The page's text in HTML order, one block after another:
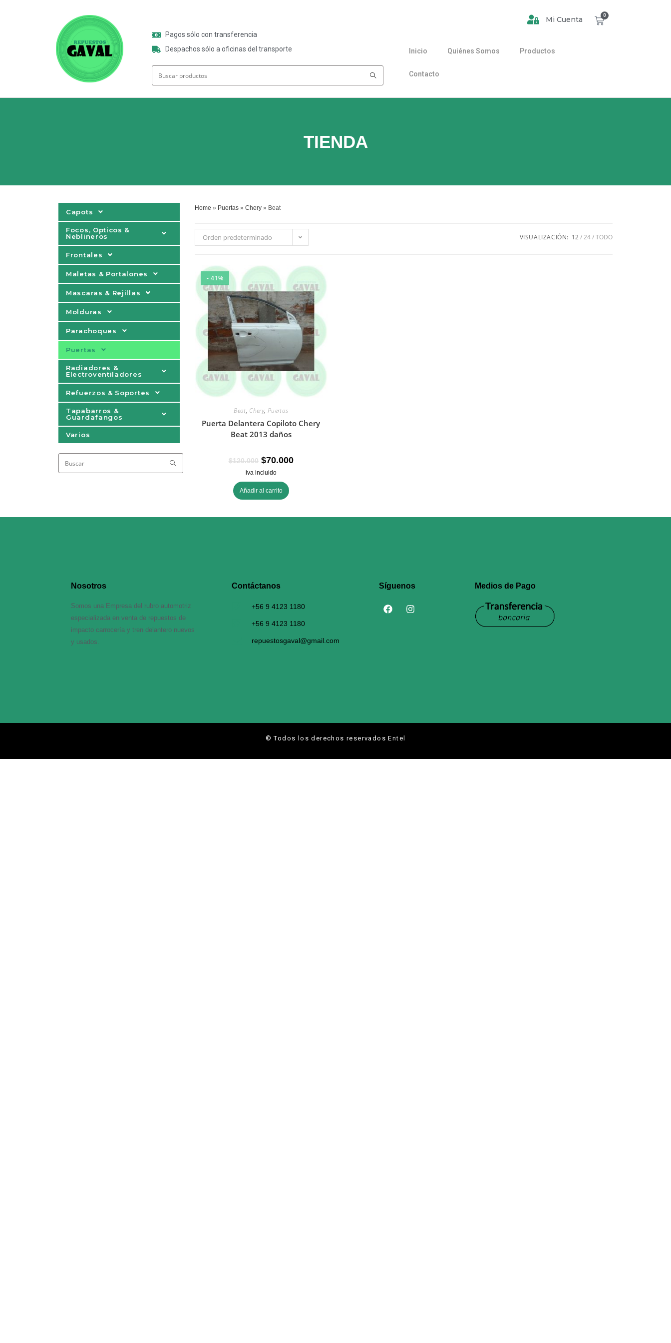
Pagos sólo con transferencia
Despachos sólo a oficinas del transporte
Mi Cuenta 0
Inicio Quiénes Somos Productos
Contacto
TIENDA
Capots
Focos, Opticos &
Neblineros
Frontales
Maletas & Portalones
Mascaras & Rejillas
Molduras
Parachoques
Puertas
Radiadores &
Electroventiladores
Refuerzos & Soportes
Tapabarros &
Guardafangos
Varios
Home » Puertas» Chery» Beat
Orden predeterminado VISUALIZACIÓN: 12 24 TODO
- 41%
Beat, Chery, Puertas
Puerta Delantera Copiloto Chery
Beat 2013 daños
$120.000 $70.000
iva incluido
Añadir al carrito
Nosotros
Somos una Empresa del rubro automotriz
especializada en venta de repuestos de
impacto carrocería y tren delantero nuevos
y usados.
Contáctanos​
+56 9 4123 1180
+56 9 4123 1180
repuestosgaval@gmail.com
Síguenos Medios de Pago
© Todos los derechos reservados Entel